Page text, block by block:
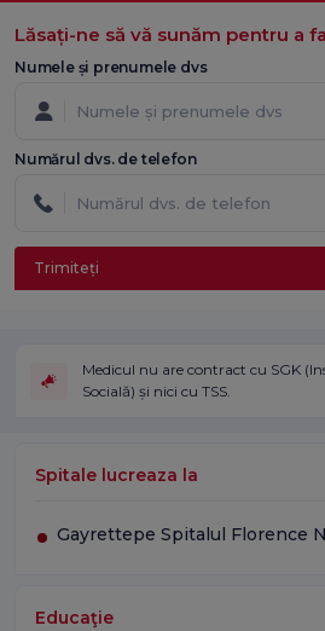
Lăsați-ne să vă sunăm pentru a
Numele și prenumele dvs
Numărul dvs. de telefon
Trimiteți
Medicul nu are contract cu SGK
Socială) și nici cu TSS.
Spitale lucreaza la
Gayrettepe Spitalul Florence
Educaţie